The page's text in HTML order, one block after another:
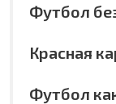
Футбол
Красная
Футбол